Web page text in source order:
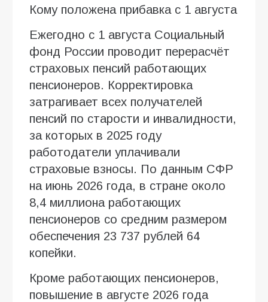
Кому положена прибавка с 1 августа
Ежегодно с 1 августа Социальный
фонд России проводит перерасчёт
страховых пенсий работающих
пенсионеров. Корректировка
затрагивает всех получателей
пенсий по старости и инвалидности,
за которых в 2025 году
работодатели уплачивали
страховые взносы. По данным СФР
на июнь 2026 года, в стране около
8,4 миллиона работающих
пенсионеров со средним размером
обеспечения 23 737 рублей 64
копейки.
Кроме работающих пенсионеров,
повышение в августе 2026 года